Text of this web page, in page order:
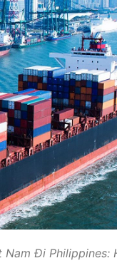
Đi Philippines: